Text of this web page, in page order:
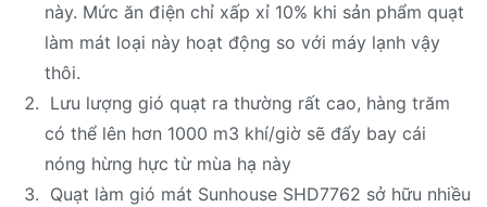
này. Mức ăn điện chỉ xấp xỉ 10% khi sản phẩm quạt
làm mát loại này hoạt động so với máy lạnh vậy
thôi.
Lưu lượng gió quạt ra thường rất cao, hàng trăm
có thể lên hơn 1000 m3 khí/giờ sẽ đẩy bay cái
nóng hừng hực từ mùa hạ này
Quạt làm gió mát Sunhouse SHD7762 sở hữu nhiều